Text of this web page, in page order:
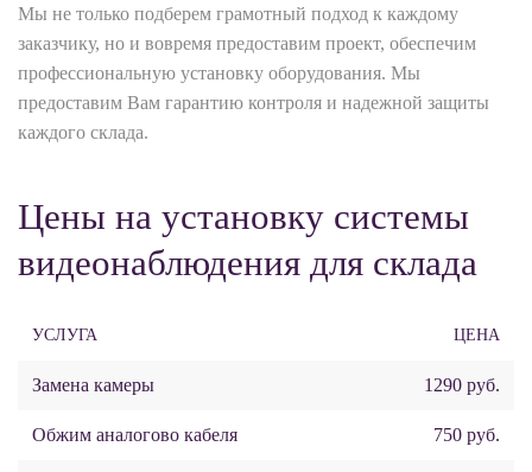
Мы не только подберем грамотный подход к каждому
заказчику, но и вовремя предоставим проект, обеспечим
профессиональную установку оборудования. Мы
предоставим Вам гарантию контроля и надежной защиты
каждого склада.
Цены на установку системы
видеонаблюдения для склада
УСЛУГА ЦЕНА
Замена камеры 1290 руб.
Обжим аналогово кабеля 750 руб.